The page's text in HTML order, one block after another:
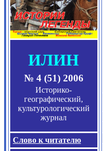
ИЛИН
№ 4 (51) 2006
Историко-
географический,
культурологический
журнал
Слово к читателю